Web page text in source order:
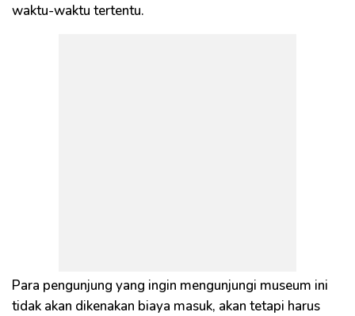
waktu-waktu tertentu.
Para pengunjung yang ingin mengunjungi museum ini
tidak akan dikenakan biaya masuk, akan tetapi harus